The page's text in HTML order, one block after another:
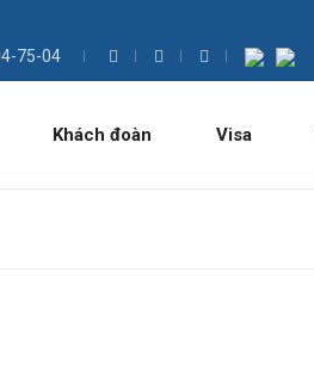
75-04
Khách đoàn Visa